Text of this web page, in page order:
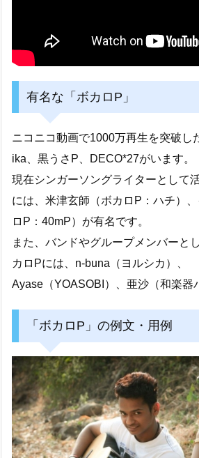
有名な「ボカロP」
ニコニコ動画で1000万再生を突破し
ika、黒うさP、DECO*27がいます。
現在シンガーソングライターとして
には、米津玄師（ボカロP：ハチ）
ロP：40mP）が有名です。
また、バンドやグループメンバーと
カロPには、n-buna（ヨルシカ）、
Ayase（YOASOBI）、亜沙（和楽器
「ボカロP」の例文・用例